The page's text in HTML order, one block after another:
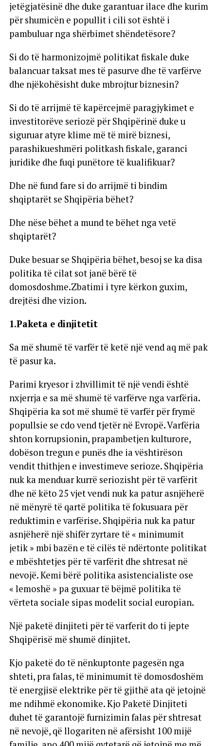
jetëgjatësinë dhe duke garantuar ilace dhe kurim
për shumicën e popullit i cili sot është i
pambuluar nga shërbimet shëndetësore?
Si do të harmonizojmë politikat fiskale duke
balancuar taksat mes të pasurve dhe të varfërve
dhe njëkohësisht duke mbrojtur biznesin?
Si do të arrijmë të kapërcejmë paragjykimet e
investitorëve seriozë për Shqipërinë duke u
siguruar atyre klime më të mirë biznesi,
parashikueshmëri politkash fiskale, garanci
juridike dhe fuqi punëtore të kualifikuar?
Dhe në fund fare si do arrijmë ti bindim
shqiptarët se Shqipëria bëhet?
Dhe nëse bëhet a mund te bëhet nga vetë
shqiptarët?
Duke besuar se Shqipëria bëhet, besoj se ka disa
politika të cilat sot janë bërë të
domosdoshme.Zbatimi i tyre kërkon guxim,
drejtësi dhe vizion.
1.Paketa e dinjitetit
Sa më shumë të varfër të ketë një vend aq më pak
të pasur ka.
Parimi kryesor i zhvillimit të një vendi është
nxjerrja e sa më shumë të varfërve nga varfëria.
Shqipëria ka sot më shumë të varfër për frymë
popullsie se cdo vend tjetër në Evropë. Varfëria
shton korrupsionin, prapambetjen kulturore,
dobëson tregun e punës dhe ia vështirëson
vendit thithjen e investimeve serioze. Shqipëria
nuk ka menduar kurrë seriozisht për të varfërit
dhe në këto 25 vjet vendi nuk ka patur asnjëherë
në mënyrë të qartë politika të fokusuara për
reduktimin e varfërise. Shqipëria nuk ka patur
asnjëherë një shifër zyrtare të « minimumit
jetik » mbi bazën e të cilës të ndërtonte politikat
e mbështetjes për të varfërit dhe shtresat në
nevojë. Kemi bërë politika asistencialiste ose
« lemoshë » pa guxuar të bëjmë politika të
vërteta sociale sipas modelit social europian.
Një paketë dinjiteti për të varferit do ti jepte
Shqipërisë më shumë dinjitet.
Kjo paketë do të nënkuptonte pagesën nga
shteti, pra falas, të minimumit të domosdoshëm
të energjisë elektrike për të gjithë ata që jetojnë
me ndihmë ekonomike. Kjo Paketë Dinjiteti
duhet të garantojë furnizimin falas për shtresat
në nevojë, që llogariten në afërsisht 100 mijë